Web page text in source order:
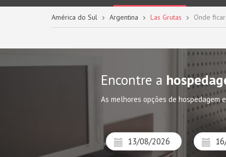
América do Sul Argentina Las Grutas Onde
Encontre a
As melhores opções de hospedagem